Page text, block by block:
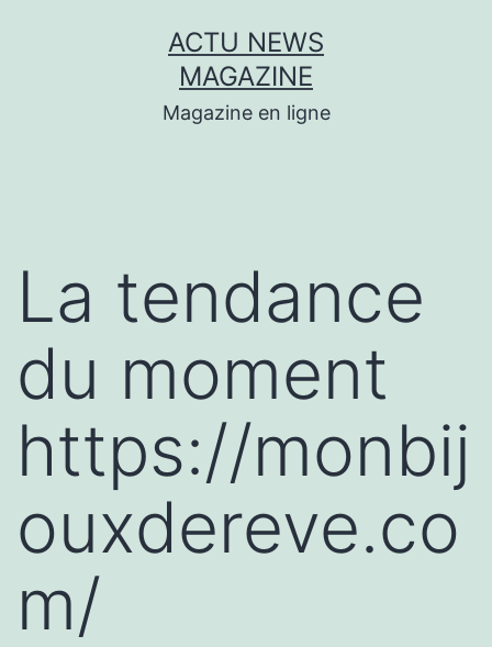
ACTU NEWS
MAGAZINE
Magazine en ligne
La tendance
du moment
https://monbij
ouxdereve.co
m/